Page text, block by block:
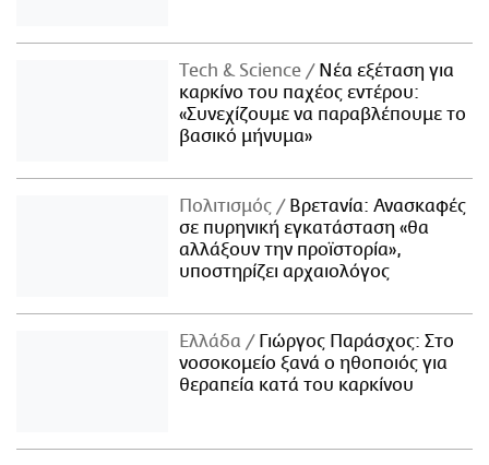
Τech & Science
Νέα εξέταση για
καρκίνο του παχέος εντέρου:
«Συνεχίζουμε να παραβλέπουμε το
βασικό μήνυμα»
Πολιτισμός
Βρετανία: Ανασκαφές
σε πυρηνική εγκατάσταση «θα
αλλάξουν την προϊστορία»,
υποστηρίζει αρχαιολόγος
Ελλάδα
Γιώργος Παράσχος: Στο
νοσοκομείο ξανά ο ηθοποιός για
θεραπεία κατά του καρκίνου